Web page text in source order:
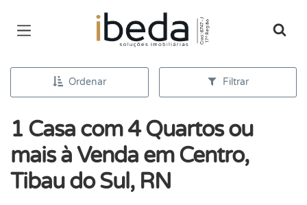
Página inicial
Ordenar Filtrar
1 Casa com 4 Quartos ou
mais à Venda em Centro,
Tibau do Sul, RN